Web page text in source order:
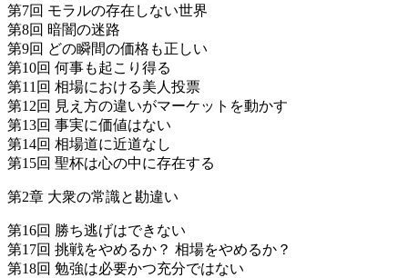
第7回 モラルの存在しない世界
第8回 暗闇の迷路
第9回 どの瞬間の価格も正しい
第10回 何事も起こり得る
第11回 相場における美人投票
第12回 見え方の違いがマーケットを動かす
第13回 事実に価値はない
第14回 相場道に近道なし
第15回 聖杯は心の中に存在する
第2章 大衆の常識と勘違い
第16回 勝ち逃げはできない
第17回 挑戦をやめるか？ 相場をやめるか？
第18回 勉強は必要かつ充分ではない